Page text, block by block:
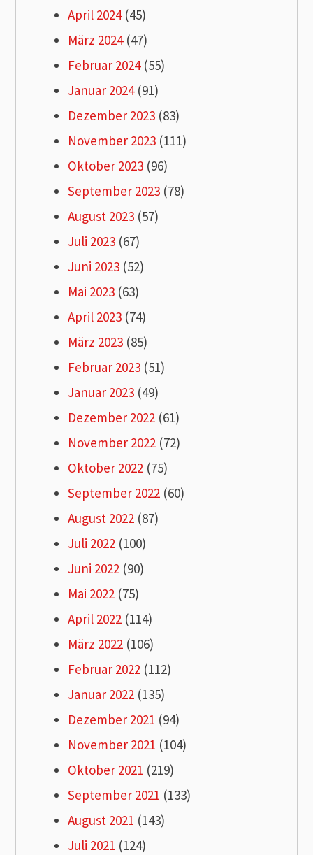
April 2024(45)
März 2024(47)
Februar 2024(55)
Januar 2024(91)
Dezember 2023 (83)
November 2023 (111)
Oktober 2023 (96)
September 2023 (78)
August 2023 (57)
Juli 2023 (67)
Juni 2023 (52)
Mai 2023 (63)
April 2023 (74)
März 2023 (85)
Februar 2023 (51)
Januar 2023 (49)
Dezember 2022 (61)
November 2022 (72)
Oktober 2022 (75)
September 2022 (60)
August 2022 (87)
Juli 2022 (100)
Juni 2022 (90)
Mai 2022 (75)
April 2022 (114)
März 2022 (106)
Februar 2022 (112)
Januar 2022 (135)
Dezember 2021 (94)
November 2021 (104)
Oktober 2021 (219)
September 2021 (133)
August 2021 (143)
Juli 2021 (124)